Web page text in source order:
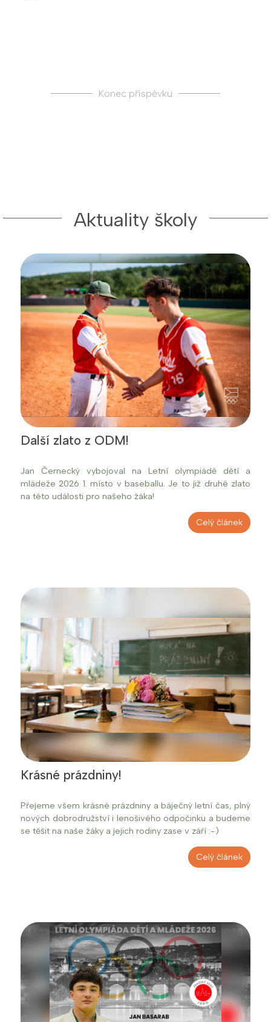
Konec příspěvku
Aktuality školy
Další zlato z ODM!
Jan Černecký vybojoval na Letní olympiádě dětí a
mládeže 2026 1. místo v baseballu. Je to již druhé zlato
na této události pro našeho žáka!
Celý článek
Krásné prázdniny!
Přejeme všem krásné prázdniny a báječný letní čas, plný
nových dobrodružství i lenošivého odpočinku a budeme
se těšit na naše žáky a jejich rodiny zase v září :-)
Celý článek